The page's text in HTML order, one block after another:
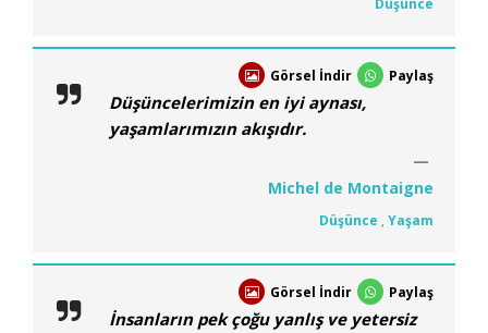
Düşünce
Görsel İndir Paylaş
Düşüncelerimizin en iyi aynası,
yaşamlarımızın akışıdır.
Michel de Montaigne
Düşünce , Yaşam
Görsel İndir Paylaş
İnsanların pek çoğu yanlış ve yetersiz